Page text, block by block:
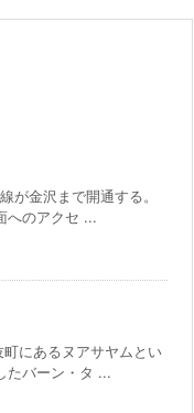
が金沢まで開通する。
へのアクセ ...
にあるヌアサヤムとい
たバーン・タ ...